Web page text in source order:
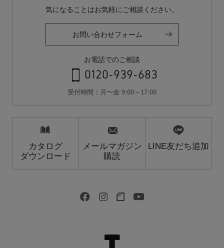
気になることはお気軽にご相談ください。
お問い合わせフォーム
お電話でのご相談
0120-939-683
受付時間：月〜金 9:00～17:00
カタログ
ダウンロード
メールマガジン
購読
LINE友だち追加